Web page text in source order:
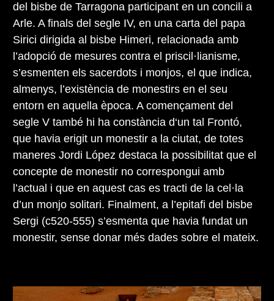
del bisbe de Tarragona participant en un concili a
Arle. A finals del segle IV, en una carta del papa
Sirici dirigida al bisbe Himeri, relacionada amb
l’adopció de mesures contra el priscil·lianisme,
s’esmenten els sacerdots i monjos, el que indica,
almenys, l’existència de monestirs en el seu
entorn en aquella època. A començament del
segle V també hi ha constància d‘un tal Frontó,
que havia erigit un monestir a la ciutat, de totes
maneres Jordi López destaca la possibilitat que el
concepte de monestir no correspongui amb
l’actual i que en aquest cas es tracti de la cel·la
d’un monjo solitari. Finalment, a l’epitafi del bisbe
Sergi (c520-555) s’esmenta que havia fundat un
monestir, sense donar més dades sobre el mateix.